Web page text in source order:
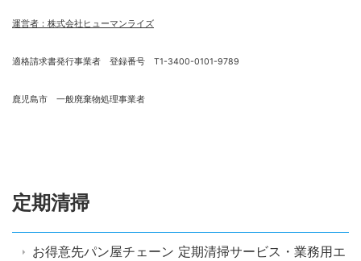
運営者：株式会社ヒューマンライズ
適格請求書発行事業者 登録番号 T1-3400-0101-9789
鹿児島市 一般廃棄物処理事業者
定期清掃
お得意先パン屋チェーン 定期清掃サービス・業務用エ